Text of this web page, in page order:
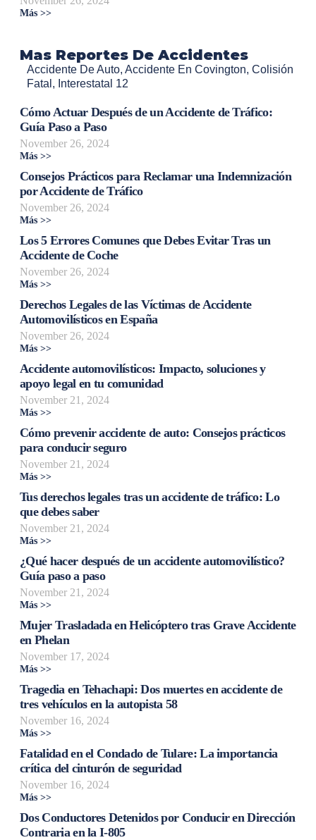
Más >>
Mas Reportes De Accidentes
Accidente De Auto, Accidente En Covington, Colisión
Fatal , Interestatal 12
Cómo Actuar Después de un Accidente de Tráfico:
Guía Paso a Paso
November 26, 2024
Más >>
Consejos Prácticos para Reclamar una Indemnización
por Accidente de Tráfico
November 26, 2024
Más >>
Los 5 Errores Comunes que Debes Evitar Tras un
Accidente de Coche
November 26, 2024
Más >>
Derechos Legales de las Víctimas de Accidente
Automovilísticos en España
November 26, 2024
Más >>
Accidente automovilísticos: Impacto, soluciones y
apoyo legal en tu comunidad
November 21, 2024
Más >>
Cómo prevenir accidente de auto: Consejos prácticos
para conducir seguro
November 21, 2024
Más >>
Tus derechos legales tras un accidente de tráfico: Lo
que debes saber
November 21, 2024
Más >>
¿Qué hacer después de un accidente automovilístico?
Guía paso a paso
November 21, 2024
Más >>
Mujer Trasladada en Helicóptero tras Grave Accidente
en Phelan
November 17, 2024
Más >>
Tragedia en Tehachapi: Dos muertes en accidente de
tres vehículos en la autopista 58
November 16, 2024
Más >>
Fatalidad en el Condado de Tulare: La importancia
crítica del cinturón de seguridad
November 16, 2024
Más >>
Dos Conductores Detenidos por Conducir en Dirección
Contraria en la I-805